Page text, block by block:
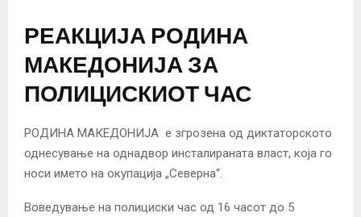
РЕАКЦИЈА РОДИНА
МАКЕДОНИЈА ЗА
ПОЛИЦИСКИОТ ЧАС
РОДИНА МАКЕДОНИЈА е згрозена од диктаторското
однесување на однадвор инсталираната власт, која го
носи името на окупација „Северна“.
Воведување на полициски час од 16 часот до 5